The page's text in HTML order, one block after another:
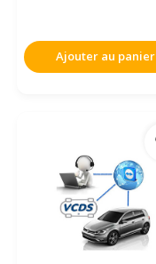
Ajouter au panier